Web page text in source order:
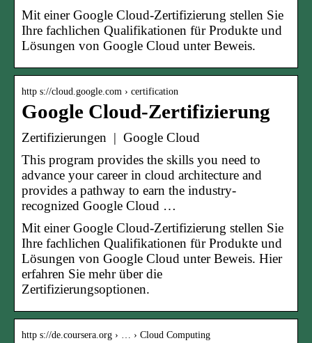
Mit einer Google Cloud-Zertifizierung stellen Sie
Ihre fachlichen Qualifikationen für Produkte und
Lösungen von Google Cloud unter Beweis.
http s://cloud.google.com › certification
Google Cloud-Zertifizierung
Zertifizierungen | Google Cloud
This program provides the skills you need to
advance your career in cloud architecture and
provides a pathway to earn the industry-
recognized Google Cloud …
Mit einer Google Cloud-Zertifizierung stellen Sie
Ihre fachlichen Qualifikationen für Produkte und
Lösungen von Google Cloud unter Beweis. Hier
erfahren Sie mehr über die
Zertifizierungsoptionen.
http s://de.coursera.org › … › Cloud Computing